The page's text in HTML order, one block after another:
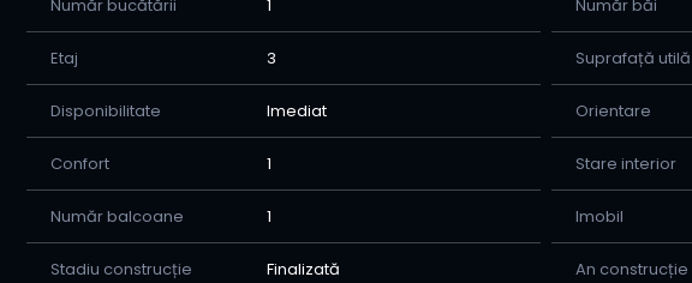
-Va sprijinim in procesul de creditare avand o relatie de colaborare
activeaza in orasul nostru.
-Asiguram consilierea juridica de la momentul la care v-ati hotarat
vanzarii.
Pentru a afla mai multe detalii si a programa o vizionare puteti apela
0779285403 Raluca
Număr bucătării 1 Număr băi
Etaj 3 Suprafață utilă
Disponibilitate Imediat Orientare
Confort 1 Stare interior
Număr balcoane 1 Imobil
Stadiu construcție Finalizată An construcție